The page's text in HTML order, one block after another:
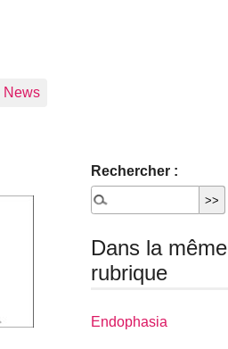
News
Rechercher :
Dans la même
rubrique
Endophasia